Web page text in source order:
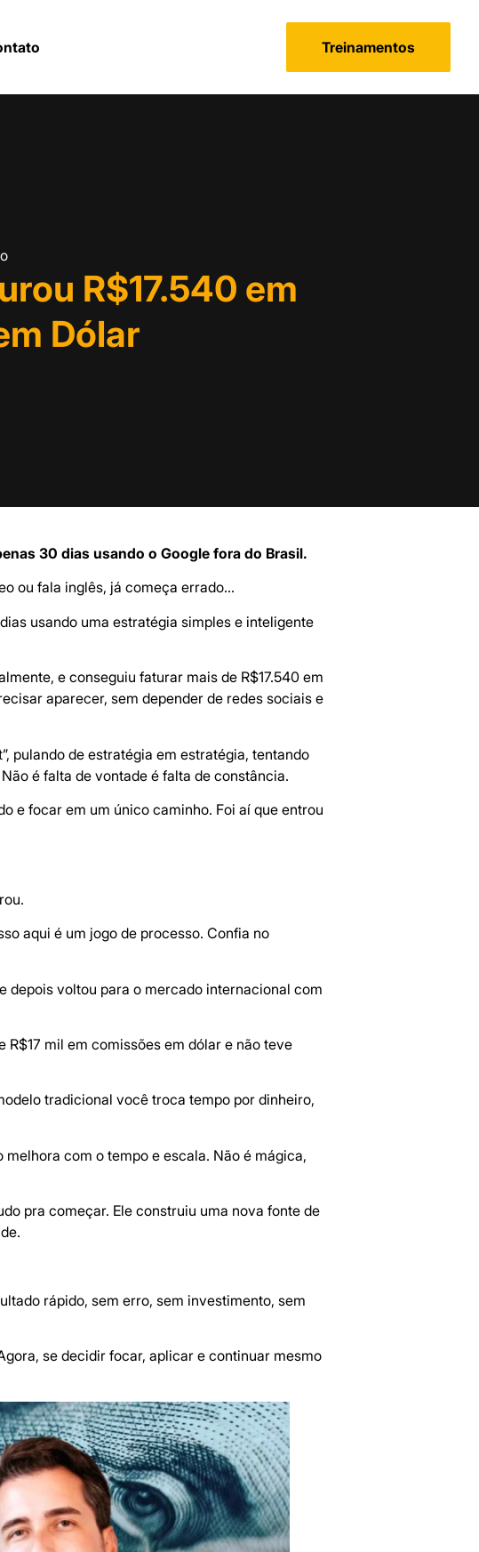
Treinamentos
R$17.540 em
Dólar
30 dias usando o Google fora do Brasil.
ou fala inglês, já começa errado…
usando uma estratégia simples e inteligente
e conseguiu faturar mais de R$17.540 em
aparecer, sem depender de redes sociais e
pulando de estratégia em estratégia, tentando
é falta de vontade é falta de constância.
e focar em um único caminho. Foi aí que entrou
aqui é um jogo de processo. Confia no
depois voltou para o mercado internacional com
mil em comissões em dólar e não teve
tradicional você troca tempo por dinheiro,
com o tempo e escala. Não é mágica,
pra começar. Ele construiu uma nova fonte de
rápido, sem erro, sem investimento, sem
se decidir focar, aplicar e continuar mesmo